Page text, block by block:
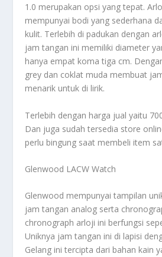
1.0 merupakan opsi yang tepat.
mempunyai bodi yang sederhana
kulit. Terlebih di padukan dengan
jam tangan ini memiliki diameter
hanya empat koma tiga cm.
grey dan coklat muda membuat
menarik untuk di lirik.
Terlebih dengan harga jual yaitu
Dan juga sudah tersedia store
perlu bingung saat membeli item
Glenwood LACW Watch
Glenwood mempunyai tampilan
jam tangan analog serta
chronograph arloji ini berfungsi
Uniknya jam tangan ini di lapisi
Gelang ini tercipta dari bahan kain